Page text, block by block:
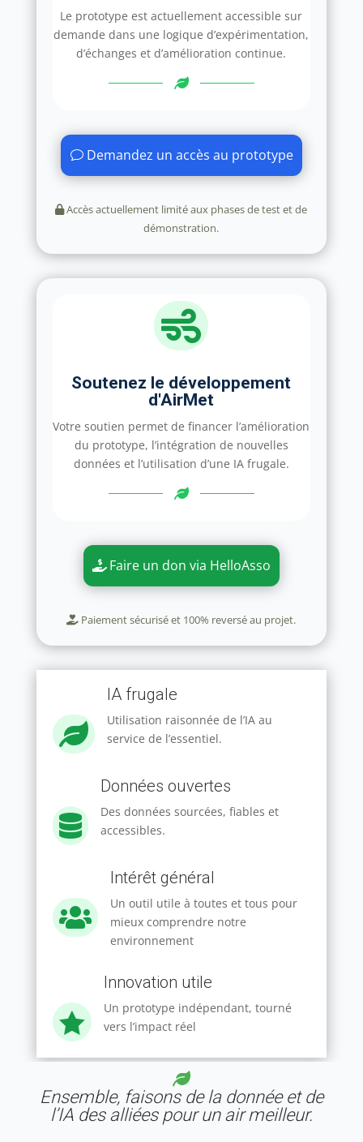
Le prototype est actuellement accessible sur
demande dans une logique d’expérimentation,
d’échanges et d’amélioration continue.
Demandez un accès au prototype
Accès actuellement limité aux phases de test et de
démonstration.

Soutenez le développement
d'AirMet
Votre soutien permet de financer l’amélioration
du prototype, l’intégration de nouvelles
données et l’utilisation d’une IA frugale.
Faire un don via HelloAsso
Paiement sécurisé et 100% reversé au projet.

IA frugale
Utilisation raisonnée de l’IA au
service de l’essentiel.

Données ouvertes
Des données sourcées, fiables et
accessibles.

Intérêt général
Un outil utile à toutes et tous pour
mieux comprendre notre
environnement

Innovation utile
Un prototype indépendant, tourné
vers l’impact réel
Ensemble, faisons de la donnée et de
l’IA des alliées pour un air meilleur.